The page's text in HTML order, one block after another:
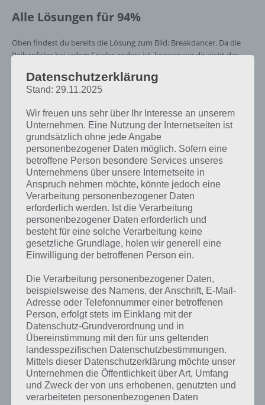
Alle Lösungen für 94%
Oben findest du bereits die Lösung zum Bild: Breakdancer. Da die
Reihenfolge bei jedem Spieler anders ist, können wir dir nicht das
jedoch trotzdem zu jedem Sachverhalt die entsprechenden
Antworten findest!
Weitere Lösungen zu 94%
gesucht? Schaue inunsere
Komplettlösung zur App! Dort
kannst du mit der Suche
schnell die Antworten und
Lösungen der über 300 Level
finden!
Du findest Lösungen auch ohne unsere Hilfe, indem du in der App
Münzen einsetzt. Da diese jedoch begrenzt sind, hast du hier stets
die Möglichkeit alle Antworten zu finden!
Die obige Lösung stimmt leider nicht mehr?
Wenn die Lösung, die wir dir oben vorgestellt haben, nicht mehr
aktuell sein sollte oder ein Wort in der Lösung von 94 Prozent fehlt,
so teile uns die korrekten Lösungen einfach in den Kommentaren
Datenschutzerklärung
Stand: 29.11.2025
Wir freuen uns sehr über Ihr Interesse an unserem
Unternehmen. Eine Nutzung der Internetseiten ist
grundsätzlich ohne jede Angabe
personenbezogener Daten möglich. Sofern eine
betroffene Person besondere Services unseres
Unternehmens über unsere Internetseite in
Anspruch nehmen möchte, könnte jedoch eine
Verarbeitung personenbezogener Daten
erforderlich werden. Ist die Verarbeitung
personenbezogener Daten erforderlich und
besteht für eine solche Verarbeitung keine
gesetzliche Grundlage, holen wir generell eine
Einwilligung der betroffenen Person ein.
Die Verarbeitung personenbezogener Daten,
beispielsweise des Namens, der Anschrift, E-Mail-
Adresse oder Telefonnummer einer betroffenen
Person, erfolgt stets im Einklang mit der
Datenschutz-Grundverordnung und in
Übereinstimmung mit den für uns geltenden
landesspezifischen Datenschutzbestimmungen.
Mittels dieser Datenschutzerklärung möchte unser
Unternehmen die Öffentlichkeit über Art, Umfang
und Zweck der von uns erhobenen, genutzten und
verarbeiteten personenbezogenen Daten